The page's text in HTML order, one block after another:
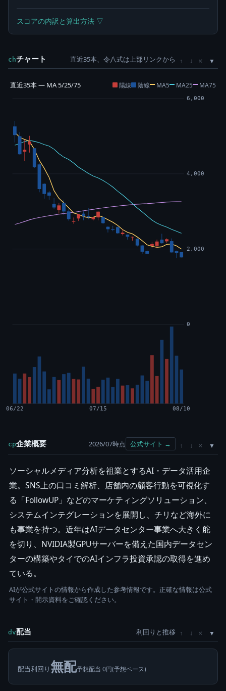
スコアの内訳と算出方法 ▽
chチャート 直近35本、令八式は上部リンクから ↑ ↓ ×
直近35本 — MA 5/25/75 陽線 陰線 MA5 MA25 MA75
0
2,000
4,000
6,000
06/22 07/15 08/10
cp企業概要 2026/07時点 公式サイト → ↑ ↓ ×
ソーシャルメディア分析を祖業とするAI・データ活用企
業。SNS上の口コミ解析、店舗内の顧客行動を可視化す
る「FollowUP」などのマーケティングソリューション、
システムインテグレーションを展開し、チリなど海外に
も事業を持つ。近年はAIデータセンター事業へ大きく舵
を切り、NVIDIA製GPUサーバーを備えた国内データセン
ターの構築やタイでのAIインフラ投資承認の取得を進め
ている。
AIが公式サイトの情報から作成した参考情報です。正確な情報は公式
サイト・開示資料をご確認ください。
dv配当 利回りと推移 ↑ ↓ ×
配当利回り無配予想配当 0円(予想ベース)